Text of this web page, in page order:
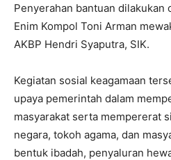
Penyerahan bantuan dilakukan
Enim Kompol Toni Arman
AKBP Hendri Syaputra, SIK.
Kegiatan sosial keagamaan
upaya pemerintah dalam
masyarakat serta mempererat
negara, tokoh agama, dan
bentuk ibadah, penyaluran